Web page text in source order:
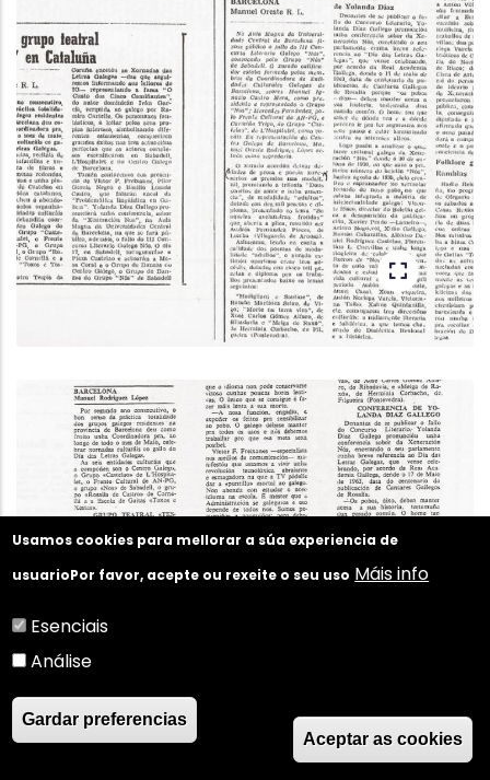
Usamos cookies para mellorar a súa experiencia de
usuarioPor favor, acepte ou rexeite o seu uso Máis info
Esenciais
Análise
Gardar preferencias
Aceptar as cookies